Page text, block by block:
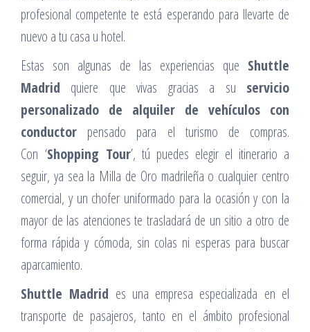
profesional competente te está esperando para llevarte de
nuevo a tu casa u hotel.
Estas son algunas de las experiencias que Shuttle
Madrid quiere que vivas gracias a su servicio
personalizado de alquiler de vehículos con
conductor pensado para el turismo de compras.
Con ‘Shopping Tour’, tú puedes elegir el itinerario a
seguir, ya sea la Milla de Oro madrileña o cualquier centro
comercial, y un chofer uniformado para la ocasión y con la
mayor de las atenciones te trasladará de un sitio a otro de
forma rápida y cómoda, sin colas ni esperas para buscar
aparcamiento.
Shuttle Madrid es una empresa especializada en el
transporte de pasajeros, tanto en el ámbito profesional